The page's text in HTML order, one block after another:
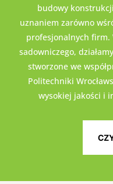
budowy
uznaniem zarówno
profesjonalnych firm.
sadowniczego,
stworzone we
Politechniki
wysokiej jakości i